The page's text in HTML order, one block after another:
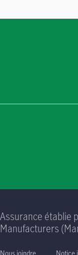
Assurance établie
Manufacturers